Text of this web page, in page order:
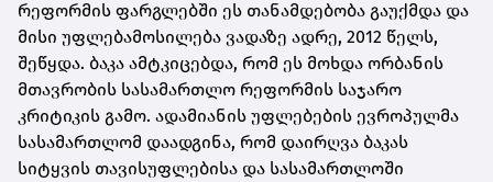
რეფორმის ფარგლებში ეს თანამდებობა გაუქმდა და
მისი უფლებამოსილება ვადაზე ადრე, 2012 წელს,
შეწყდა. ბაკა ამტკიცებდა, რომ ეს მოხდა ორბანის
მთავრობის სასამართლო რეფორმის საჯარო
კრიტიკის გამო. ადამიანის უფლებების ევროპულმა
სასამართლომ დაადგინა, რომ დაირღვა ბაკას
სიტყვის თავისუფლებისა და სასამართლოში